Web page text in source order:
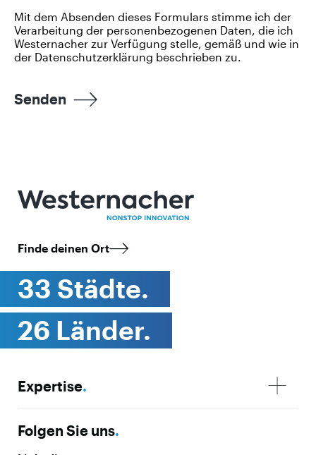
Mit dem Absenden dieses Formulars stimme ich der
Verarbeitung der personenbezogenen Daten, die ich
Westernacher zur Verfügung stelle, gemäß und wie in
der Datenschutzerklärung beschrieben zu.
Finde deinen Ort
33 Städte.
26 Länder.
Expertise.
Folgen Sie uns.